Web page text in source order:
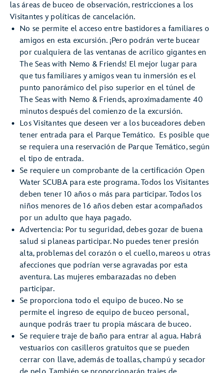
las áreas de buceo de observación, restricciones a los
Visitantes y políticas de cancelación.
No se permite el acceso entre bastidores a familiares o
amigos en esta excursión. ¡Pero podrán verte bucear
por cualquiera de las ventanas de acrílico gigantes en
The Seas with Nemo & Friends! El mejor lugar para
que tus familiares y amigos vean tu inmersión es el
punto panorámico del piso superior en el túnel de
The Seas with Nemo & Friends, aproximadamente 40
minutos después del comienzo de la excursión.
Los Visitantes que deseen ver a los buceadores deben
tener entrada para el Parque Temático. Es posible que
se requiera una reservación de Parque Temático, según
el tipo de entrada.
Se requiere un comprobante de la certificación Open
Water SCUBA para este programa. Todos los Visitantes
deben tener 10 años o más para participar. Todos los
niños menores de 16 años deben estar acompañados
por un adulto que haya pagado.
Advertencia: Por tu seguridad, debes gozar de buena
salud si planeas participar. No puedes tener presión
alta, problemas del corazón o el cuello, mareos u otras
afecciones que podrían verse agravadas por esta
aventura. Las mujeres embarazadas no deben
participar.
Se proporciona todo el equipo de buceo. No se
permite el ingreso de equipo de buceo personal,
aunque podrás traer tu propia máscara de buceo.
Se requiere traje de baño para entrar al agua. Habrá
vestuarios con casilleros gratuitos que se pueden
cerrar con llave, además de toallas, champú y secador